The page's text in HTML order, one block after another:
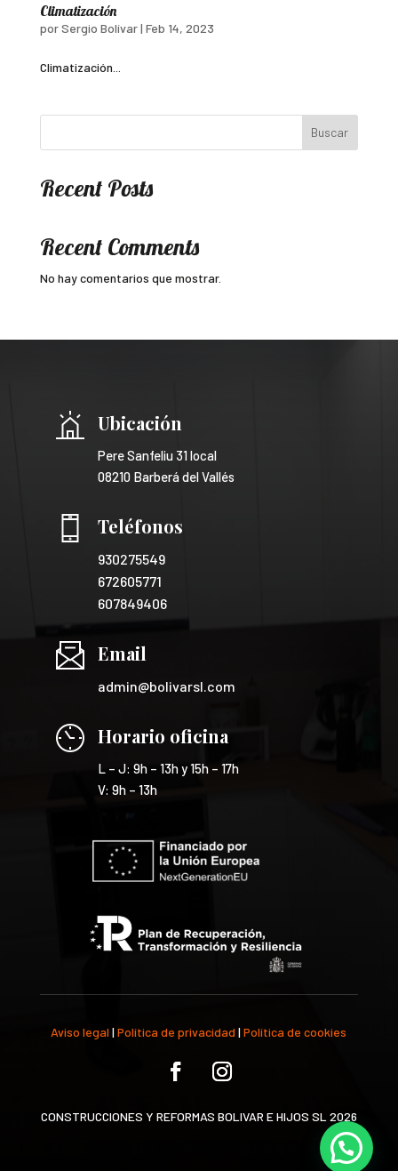
Climatización
porSergio Bolívar| Feb 14, 2023
Climatización...
Buscar
Recent Posts
Recent Comments
No hay comentarios que mostrar.
Ubicación
Pere Sanfeliu 31 local
08210 Barberá del Vallés
Teléfonos
930275549
672605771
607849406
Email
admin@bolivarsl.com
Horario oficina
L – J: 9h – 13h y 15h – 17h
V: 9h – 13h
Aviso legal |Política de privacidad |Política de cookies
CONSTRUCCIONES Y REFORMAS BOLIVAR E HIJOS SL 2026